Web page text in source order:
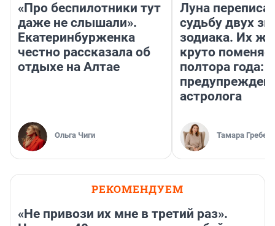
«Про беспилотники тут
даже не слышали».
Екатеринбурженка
честно рассказала об
отдыхе на Алтае
Ольга Чиги
Луна
судьбу двух
зодиака. Их
круто
полтора года:
астролога
Тамара
РЕКОМЕНДУЕМ
«Не привози их мне в третий раз».